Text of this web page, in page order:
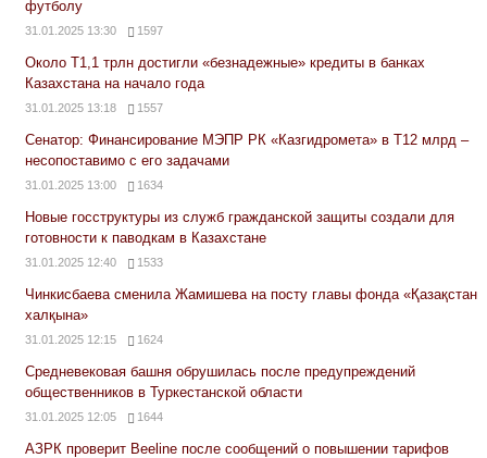
футболу
31.01.2025 13:30 1597
Около Т1,1 трлн достигли «безнадежные» кредиты в банках
Казахстана на начало года
31.01.2025 13:18 1557
Сенатор: Финансирование МЭПР РК «Казгидромета» в Т12 млрд –
несопоставимо с его задачами
31.01.2025 13:00 1634
Новые госструктуры из служб гражданской защиты создали для
готовности к паводкам в Казахстане
31.01.2025 12:40 1533
Чинкисбаева сменила Жамишева на посту главы фонда «Қазақстан
халқына»
31.01.2025 12:15 1624
Средневековая башня обрушилась после предупреждений
общественников в Туркестанской области
31.01.2025 12:05 1644
АЗРК проверит Beeline после сообщений о повышении тарифов